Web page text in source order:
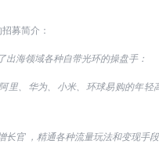
募简介：
出海领域各种自带光环的操盘手：
里、华为、小米、环球易购的年轻
长官 ，精通各种流量玩法和变现手段